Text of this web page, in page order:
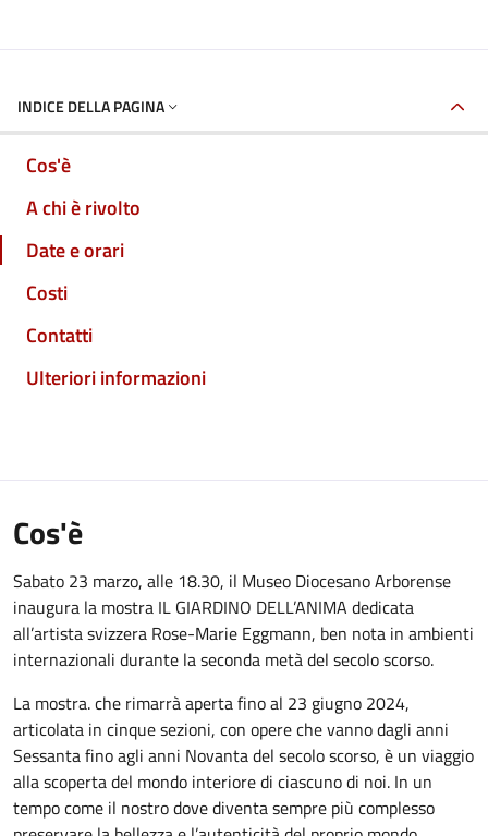
INDICE DELLA PAGINA
Cos'è
A chi è rivolto
Date e orari
Costi
Contatti
Ulteriori informazioni
Cos'è
Sabato 23 marzo, alle 18.30, il Museo Diocesano Arborense
inaugura la mostra IL GIARDINO DELL’ANIMA dedicata
all’artista svizzera Rose-Marie Eggmann, ben nota in ambienti
internazionali durante la seconda metà del secolo scorso.
La mostra. che rimarrà aperta fino al 23 giugno 2024,
articolata in cinque sezioni, con opere che vanno dagli anni
Sessanta fino agli anni Novanta del secolo scorso, è un viaggio
alla scoperta del mondo interiore di ciascuno di noi. In un
tempo come il nostro dove diventa sempre più complesso